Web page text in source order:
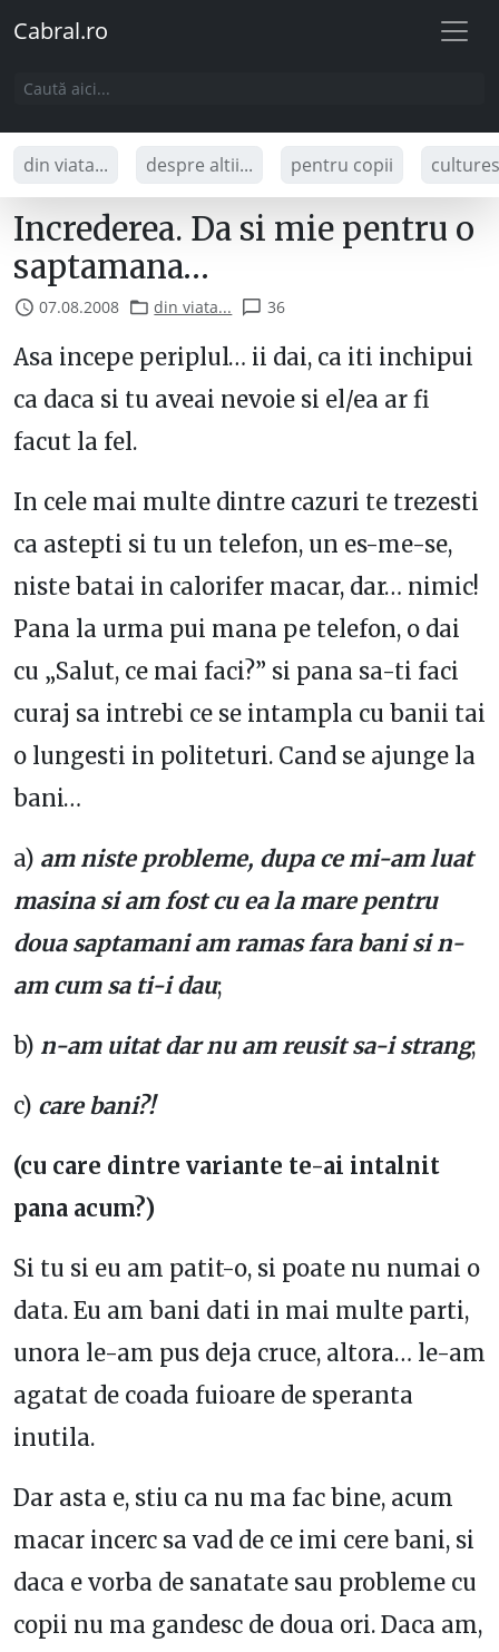
Cabral.ro
din viata... despre altii... pentru copii
Increderea. Da si mie pentru o
saptamana…
07.08.2008 din viata... 36
Asa incepe periplul… ii dai, ca iti inchipui
ca daca si tu aveai nevoie si el/ea ar fi
facut la fel.
In cele mai multe dintre cazuri te trezesti
ca astepti si tu un telefon, un es-me-se,
niste batai in calorifer macar, dar… nimic!
Pana la urma pui mana pe telefon, o dai
cu „Salut, ce mai faci?” si pana sa-ti faci
curaj sa intrebi ce se intampla cu banii tai
o lungesti in politeturi. Cand se ajunge la
bani…
a) am niste probleme, dupa ce mi-am luat
masina si am fost cu ea la mare pentru
doua saptamani am ramas fara bani si n-
am cum sa ti-i dau;
b) n-am uitat dar nu am reusit sa-i strang;
c) care bani?!
(cu care dintre variante te-ai intalnit
pana acum?)
Si tu si eu am patit-o, si poate nu numai o
data. Eu am bani dati in mai multe parti,
unora le-am pus deja cruce, altora… le-am
agatat de coada fuioare de speranta
inutila.
Dar asta e, stiu ca nu ma fac bine, acum
macar incerc sa vad de ce imi cere bani, si
daca e vorba de sanatate sau probleme cu
copii nu ma gandesc de doua ori. Daca am,